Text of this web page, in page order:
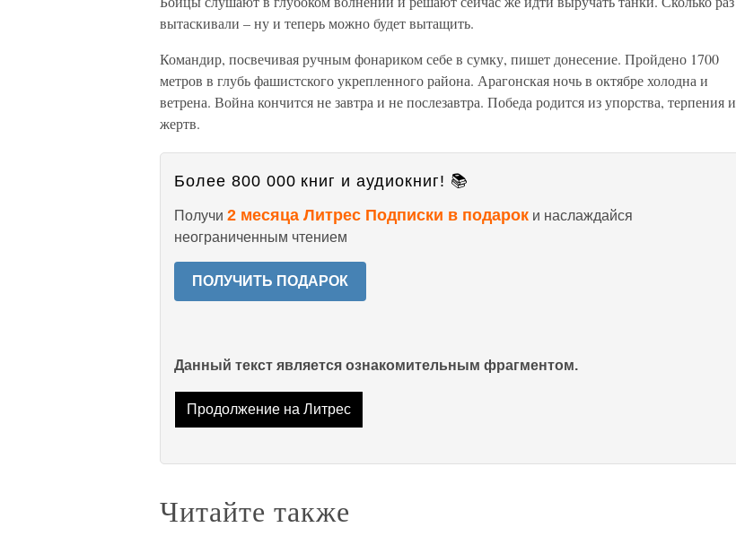
вытаскивали – ну и теперь можно будет вытащить.
Командир, посвечивая ручным фонариком себе в сумку, пишет донесение. Пройдено 1700
метров в глубь фашистского укрепленного района. Арагонская ночь в октябре холодна и
ветрена. Война кончится не завтра и не послезавтра. Победа родится из упорства, терпения и
жертв.
Более 800 000 книг и аудиокниг! 📚
Получи 2 месяца Литрес Подписки в подарок и наслаждайся
неограниченным чтением
ПОЛУЧИТЬ ПОДАРОК
Данный текст является ознакомительным фрагментом.
Продолжение на Литрес
Читайте также